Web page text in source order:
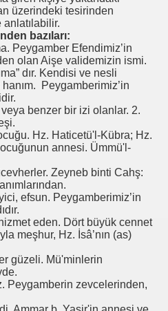
üzerindeki tesirinden
bazıları:
Peygamber Efendimiz’in
olan Aişe validemizin ismi.
dır. Kendisi ve nesli
hanım. Peygamberimiz’in
benzer bir izi olanlar. 2.
Hz. Haticetü'l-Kübra; Hz.
annesi. Ümmü'l-
Zeyneb binti Cahş:
efsun. Peygamberimiz’in
eden. Dört büyük cennet
meşhur, Hz. İsâ’nın (as)
güzeli. Mü'minlerin
Peygamberin zevcelerinden,